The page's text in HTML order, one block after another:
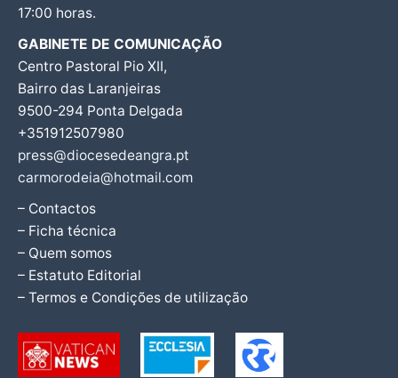
17:00 horas.
GABINETE DE COMUNICAÇÃO
Centro Pastoral Pio XII,
Bairro das Laranjeiras
9500-294 Ponta Delgada
+351912507980
press@diocesedeangra.pt
carmorodeia@hotmail.com
– Contactos
– Ficha técnica
– Quem somos
– Estatuto Editorial
– Termos e Condições de utilização